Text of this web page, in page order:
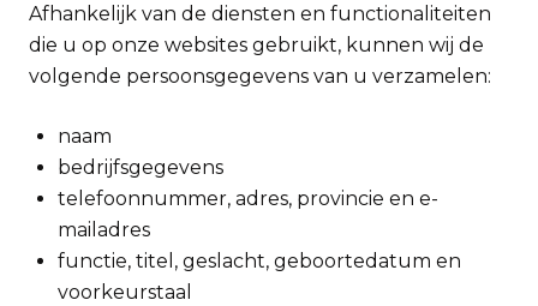
Afhankelijk van de diensten en functionaliteiten
die u op onze websites gebruikt, kunnen wij de
volgende persoonsgegevens van u verzamelen:
naam
bedrijfsgegevens
telefoonnummer, adres, provincie en e-
mailadres
functie, titel, geslacht, geboortedatum en
voorkeurstaal